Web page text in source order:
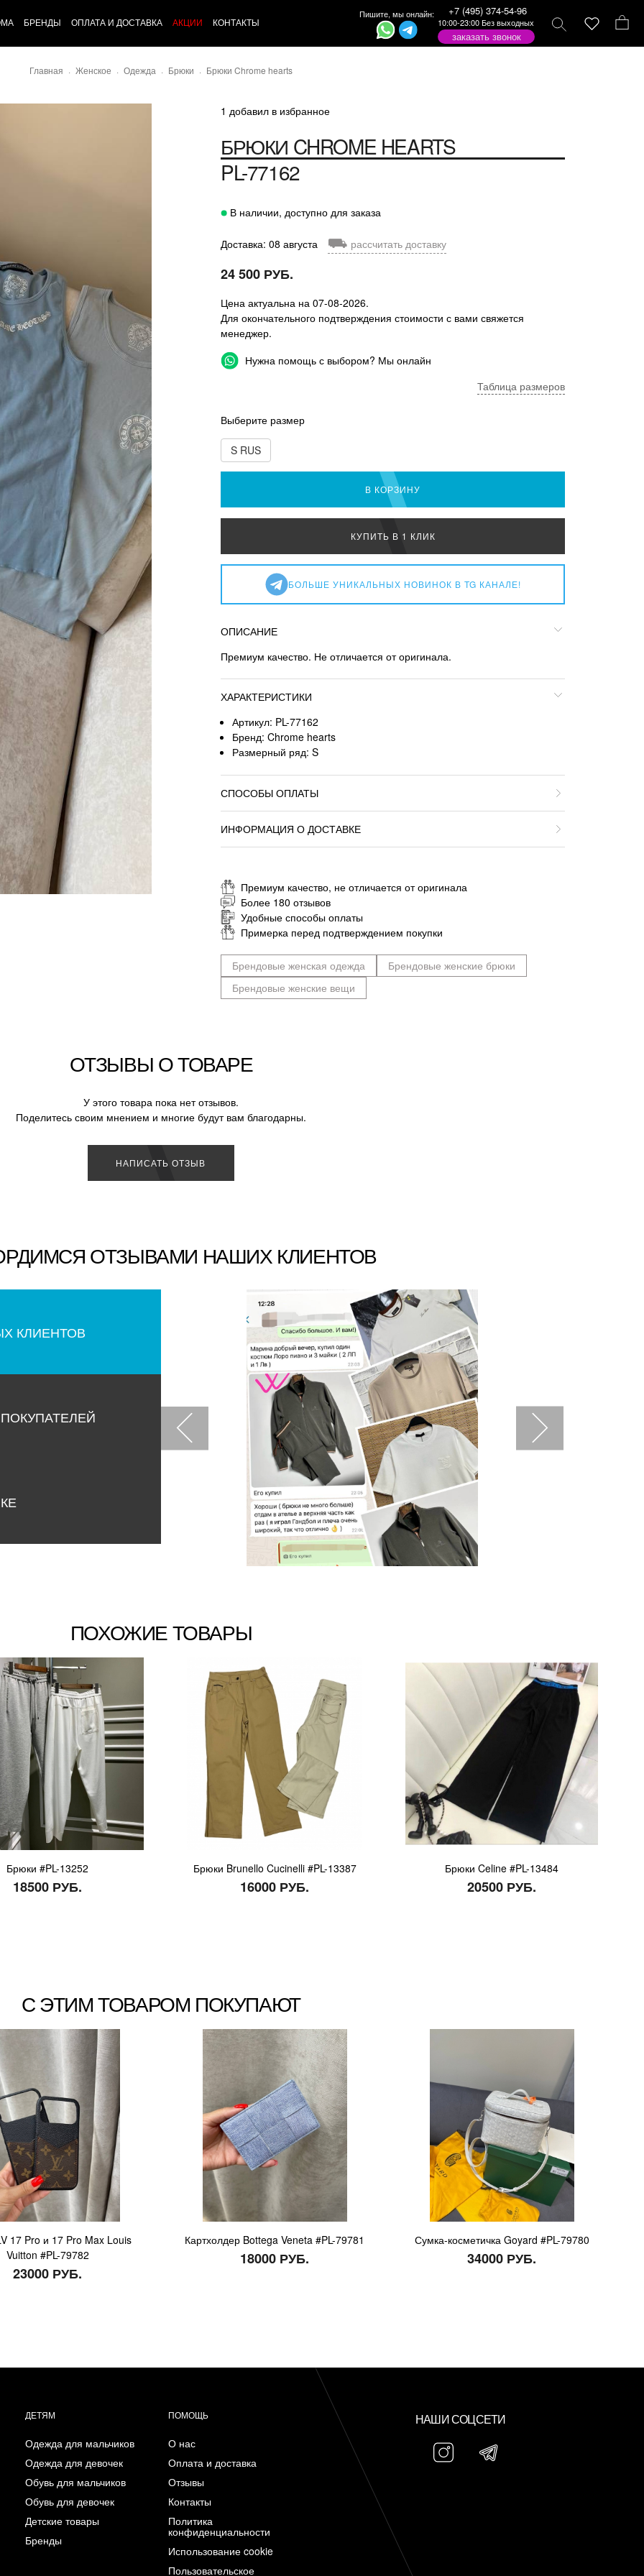
БРЕНДЫ ОПЛАТА И ДОСТАВКА АКЦИИ КОНТАКТЫ
Пишите, мы онлайн: +7 (495) 374-54-96
10:00-23:00 Без выходных
заказать звонок
Главная Женское Одежда Брюки Брюки Chrome hearts
1 добавил в избранное
БРЮКИ CHROME HEARTS
PL-77162
В наличии, доступно для заказа
Доставка: 08 августа ⛟ рассчитать доставку
24 500 РУБ.
Цена актуальна на 07-08-2026.
Для окончательного подтверждения стоимости с вами свяжется
менеджер.
Нужна помощь с выбором? Мы онлайн
Таблица размеров
Выберите размер
S RUS
В КОРЗИНУ
КУПИТЬ В 1 КЛИК
БОЛЬШЕ УНИКАЛЬНЫХ НОВИНОК В TG КАНАЛЕ!
ОПИСАНИЕ
Премиум качество. Не отличается от оригинала.
ХАРАКТЕРИСТИКИ
Артикул: PL-77162
Бренд: Chrome hearts
Размерный ряд: S
СПОСОБЫ ОПЛАТЫ
ИНФОРМАЦИЯ О ДОСТАВКЕ
Премиум качество, не отличается от оригинала
Более 180 отзывов
Удобные способы оплаты
Примерка перед подтверждением покупки
Брендовые женская одежда
Брендовые женские брюки
Брендовые женские вещи
ОТЗЫВЫ О ТОВАРЕ
У этого товара пока нет отзывов.
Поделитесь своим мнением и многие будут вам благодарны.
НАПИСАТЬ ОТЗЫВ
ОТЗЫВАМИ НАШИХ КЛИЕНТОВ
КЛИЕНТОВ
ПОХОЖИЕ ТОВАРЫ
Брюки #PL-13252
18500 РУБ.
Брюки Brunello Cucinelli #PL-13387
16000 РУБ.
Брюки Celine #PL-13484
20500 РУБ.
С ЭТИМ ТОВАРОМ ПОКУПАЮТ
17 Pro и 17 Pro Max Louis
Vuitton #PL-79782
23000 РУБ.
Картхолдер Bottega Veneta #PL-79781
18000 РУБ.
Сумка-косметичка Goyard #PL-79780
34000 РУБ.
ДЕТЯМ
Одежда для мальчиков
Одежда для девочек
Обувь для мальчиков
Обувь для девочек
Детские товары
Бренды
ПОМОЩЬ
О нас
Оплата и доставка
Отзывы
Контакты
Политика
конфиденциальности
Использование cookie
Пользовательское
НАШИ СОЦСЕТИ